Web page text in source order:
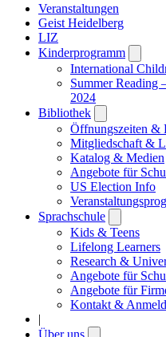
Veranstaltungen
Geist Heidelberg
LIZ
Kinderprogramm
International
Summer Reading
2024
Bibliothek
submenu
Öffnungszeiten &
Mitgliedschaft &
Katalog & Medien
Angebote für
US Election Info
Sprachschule
submenu
Kids & Teens
Lifelong Learners
Research &
Angebote für
Angebote für
Kontakt &
|
Über uns